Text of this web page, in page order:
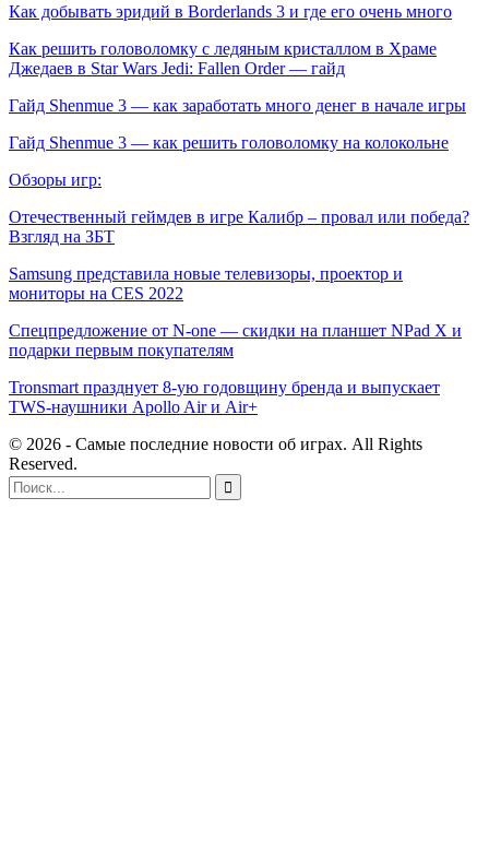
Как добывать эридий в Borderlands 3 и где его очень много
Как решить головоломку с ледяным кристаллом в Храме
Джедаев в Star Wars Jedi: Fallen Order — гайд
Гайд Shenmue 3 — как заработать много денег в начале игры
Гайд Shenmue 3 — как решить головоломку на колокольне
Обзоры игр:
Отечественный геймдев в игре Калибр – провал или победа?
Взгляд на ЗБТ
Samsung представила новые телевизоры, проектор и
мониторы на CES 2022
Спецпредложение от N-one — скидки на планшет NPad X и
подарки первым покупателям
Tronsmart празднует 8-ую годовщину бренда и выпускает
TWS-наушники Apollo Air и Air+
© 2026 - Самые последние новости об играх. All Rights
Reserved.